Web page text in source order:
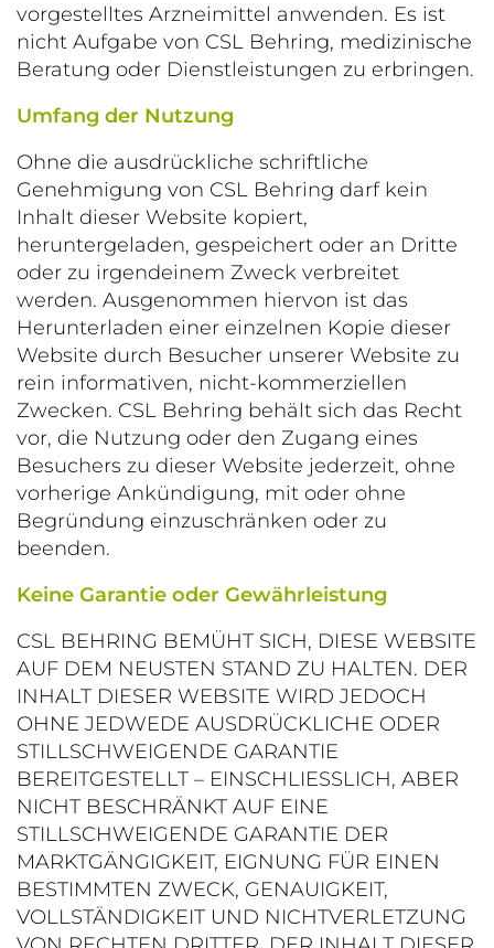
vorgestelltes Arzneimittel anwenden. Es ist
nicht Aufgabe von CSL Behring, medizinische
Beratung oder Dienstleistungen zu erbringen.
Umfang der Nutzung
Ohne die ausdrückliche schriftliche
Genehmigung von CSL Behring darf kein
Inhalt dieser Website kopiert,
heruntergeladen, gespeichert oder an Dritte
oder zu irgendeinem Zweck verbreitet
werden. Ausgenommen hiervon ist das
Herunterladen einer einzelnen Kopie dieser
Website durch Besucher unserer Website zu
rein informativen, nicht-kommerziellen
Zwecken. CSL Behring behält sich das Recht
vor, die Nutzung oder den Zugang eines
Besuchers zu dieser Website jederzeit, ohne
vorherige Ankündigung, mit oder ohne
Begründung einzuschränken oder zu
beenden.
Keine Garantie oder Gewährleistung
CSL BEHRING BEMÜHT SICH, DIESE WEBSITE
AUF DEM NEUSTEN STAND ZU HALTEN. DER
INHALT DIESER WEBSITE WIRD JEDOCH
OHNE JEDWEDE AUSDRÜCKLICHE ODER
STILLSCHWEIGENDE GARANTIE
BEREITGESTELLT – EINSCHLIESSLICH, ABER
NICHT BESCHRÄNKT AUF EINE
STILLSCHWEIGENDE GARANTIE DER
MARKTGÄNGIGKEIT, EIGNUNG FÜR EINEN
BESTIMMTEN ZWECK, GENAUIGKEIT,
VOLLSTÄNDIGKEIT UND NICHTVERLETZUNG